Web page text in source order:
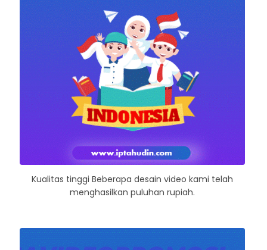
Kualitas tinggi Beberapa desain video kami telah
menghasilkan puluhan rupiah.